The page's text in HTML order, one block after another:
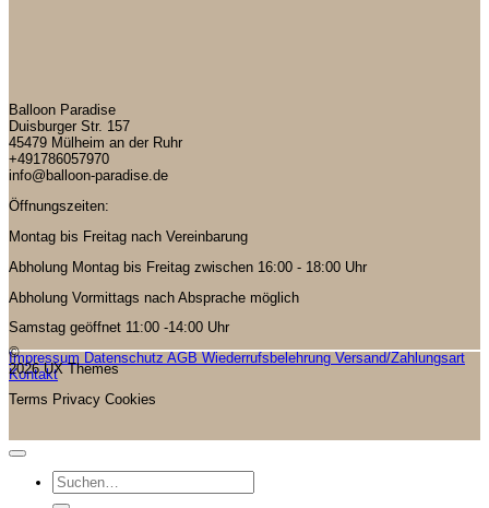
Balloon Paradise
Duisburger Str. 157
45479 Mülheim an der Ruhr
+491786057970
info@balloon-paradise.de
Öffnungszeiten:
Montag bis Freitag nach Vereinbarung
Abholung Montag bis Freitag zwischen 16:00 - 18:00 Uhr
Abholung Vormittags nach Absprache möglich
Samstag geöffnet 11:00 -14:00 Uhr
Impressum Datenschutz AGB Wiederrufsbelehrung Versand/Zahlungsart
Kontakt
©
2026 UX Themes
Terms Privacy Cookies
Suchen
nach: